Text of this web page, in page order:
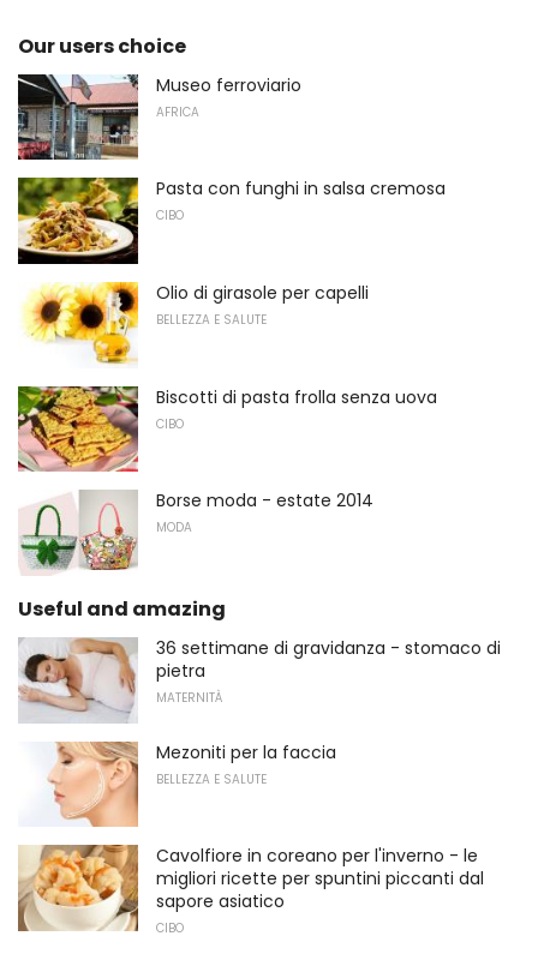
Our users choice
Museo ferroviario
AFRICA
Pasta con funghi in salsa cremosa
CIBO
Olio di girasole per capelli
BELLEZZA E SALUTE
Biscotti di pasta frolla senza uova
CIBO
Borse moda - estate 2014
MODA
Useful and amazing
36 settimane di gravidanza - stomaco di
pietra
MATERNITÀ
Mezoniti per la faccia
BELLEZZA E SALUTE
Cavolfiore in coreano per l'inverno - le
migliori ricette per spuntini piccanti dal
sapore asiatico
CIBO